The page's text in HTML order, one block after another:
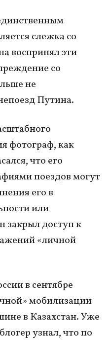
слежка со
воспринял эти
со
не
Путина.
фотограф, как
что его
поездов могут
его в
или
закрыл доступ к
«личной
в сентябре
мобилизации
в Казахстан. Уже
узнал, что по